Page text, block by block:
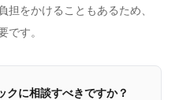
担をかけることもあるため、
です。
クに相談すべきですか？